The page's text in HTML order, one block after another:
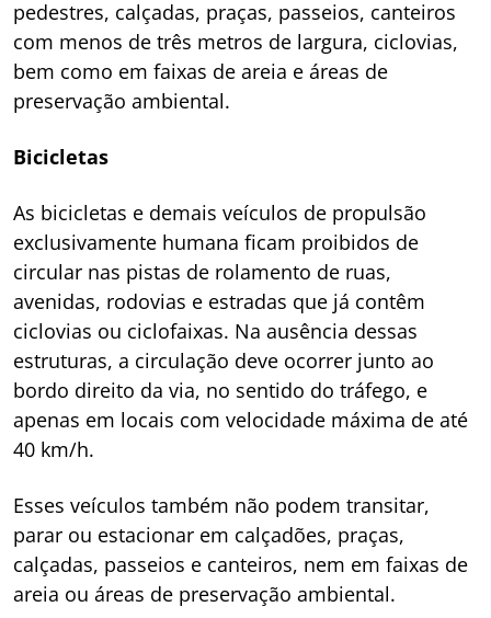
pedestres, calçadas, praças, passeios, canteiros
com menos de três metros de largura, ciclovias,
bem como em faixas de areia e áreas de
preservação ambiental.
Bicicletas
As bicicletas e demais veículos de propulsão
exclusivamente humana ficam proibidos de
circular nas pistas de rolamento de ruas,
avenidas, rodovias e estradas que já contêm
ciclovias ou ciclofaixas. Na ausência dessas
estruturas, a circulação deve ocorrer junto ao
bordo direito da via, no sentido do tráfego, e
apenas em locais com velocidade máxima de até
40 km/h.
Esses veículos também não podem transitar,
parar ou estacionar em calçadões, praças,
calçadas, passeios e canteiros, nem em faixas de
areia ou áreas de preservação ambiental.